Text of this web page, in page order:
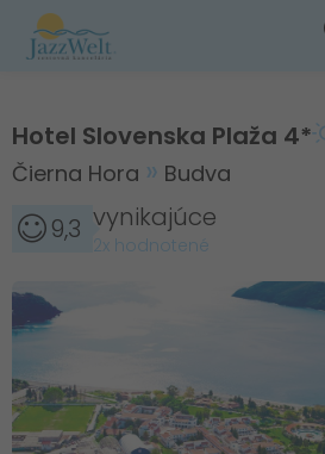
Hotel Slovenska Plaža 4*
Čierna Hora Budva
9,3 vynikajúce
2x hodnotené